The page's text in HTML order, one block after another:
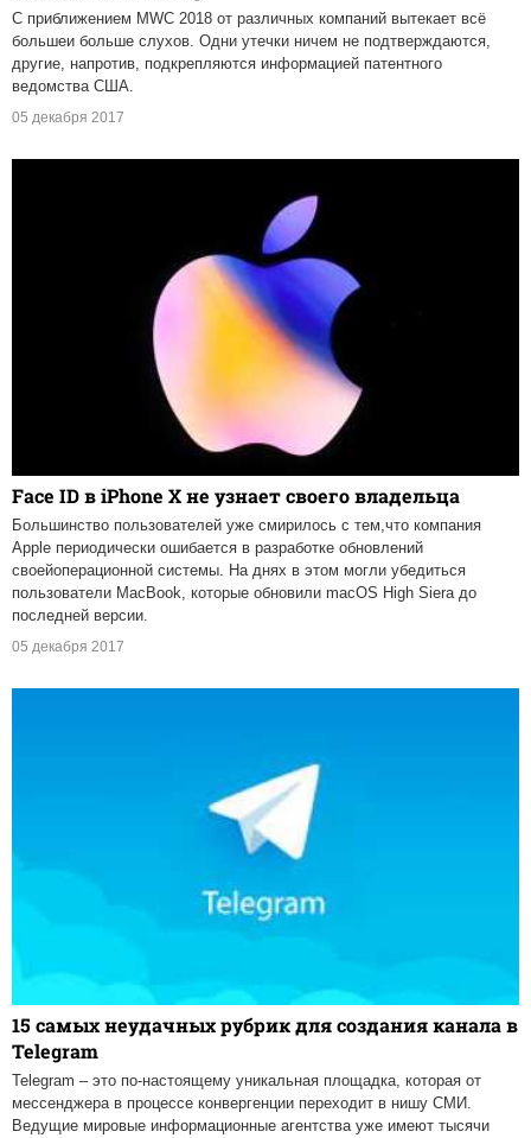
С приближением MWC 2018 от различных компаний вытекает всё
большеи больше слухов. Одни утечки ничем не подтверждаются,
другие, напротив, подкрепляются информацией патентного
ведомства США.
05 декабря 2017
Face ID в iPhone X не узнает своего владельца
Большинство пользователей уже смирилось с тем,что компания
Apple периодически ошибается в разработке обновлений
своейоперационной системы. На днях в этом могли убедиться
пользователи MacBook, которые обновили macOS High Siera до
последней версии.
05 декабря 2017
15 самых неудачных рубрик для создания канала в
Telegram
Telegram – это по-настоящему уникальная площадка, которая от
мессенджера в процессе конвергенции переходит в нишу СМИ.
Ведущие мировые информационные агентства уже имеют тысячи